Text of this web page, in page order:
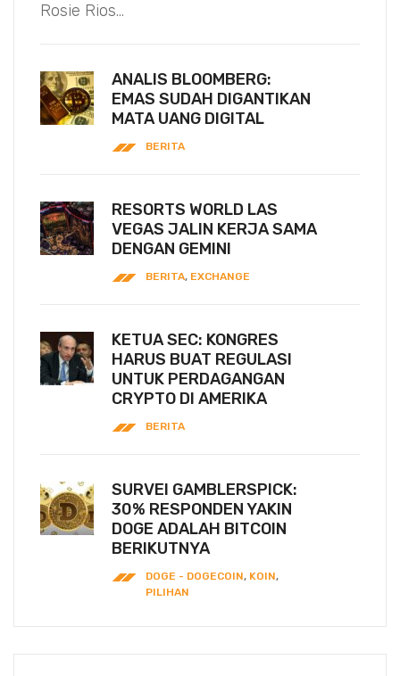
Rosie Rios...
ANALIS BLOOMBERG:
EMAS SUDAH DIGANTIKAN
MATA UANG DIGITAL
BERITA
RESORTS WORLD LAS
VEGAS JALIN KERJA SAMA
DENGAN GEMINI
BERITA, EXCHANGE
KETUA SEC: KONGRES
HARUS BUAT REGULASI
UNTUK PERDAGANGAN
CRYPTO DI AMERIKA
BERITA
SURVEI GAMBLERSPICK:
30% RESPONDEN YAKIN
DOGE ADALAH BITCOIN
BERIKUTNYA
DOGE - DOGECOIN, KOIN,
PILIHAN